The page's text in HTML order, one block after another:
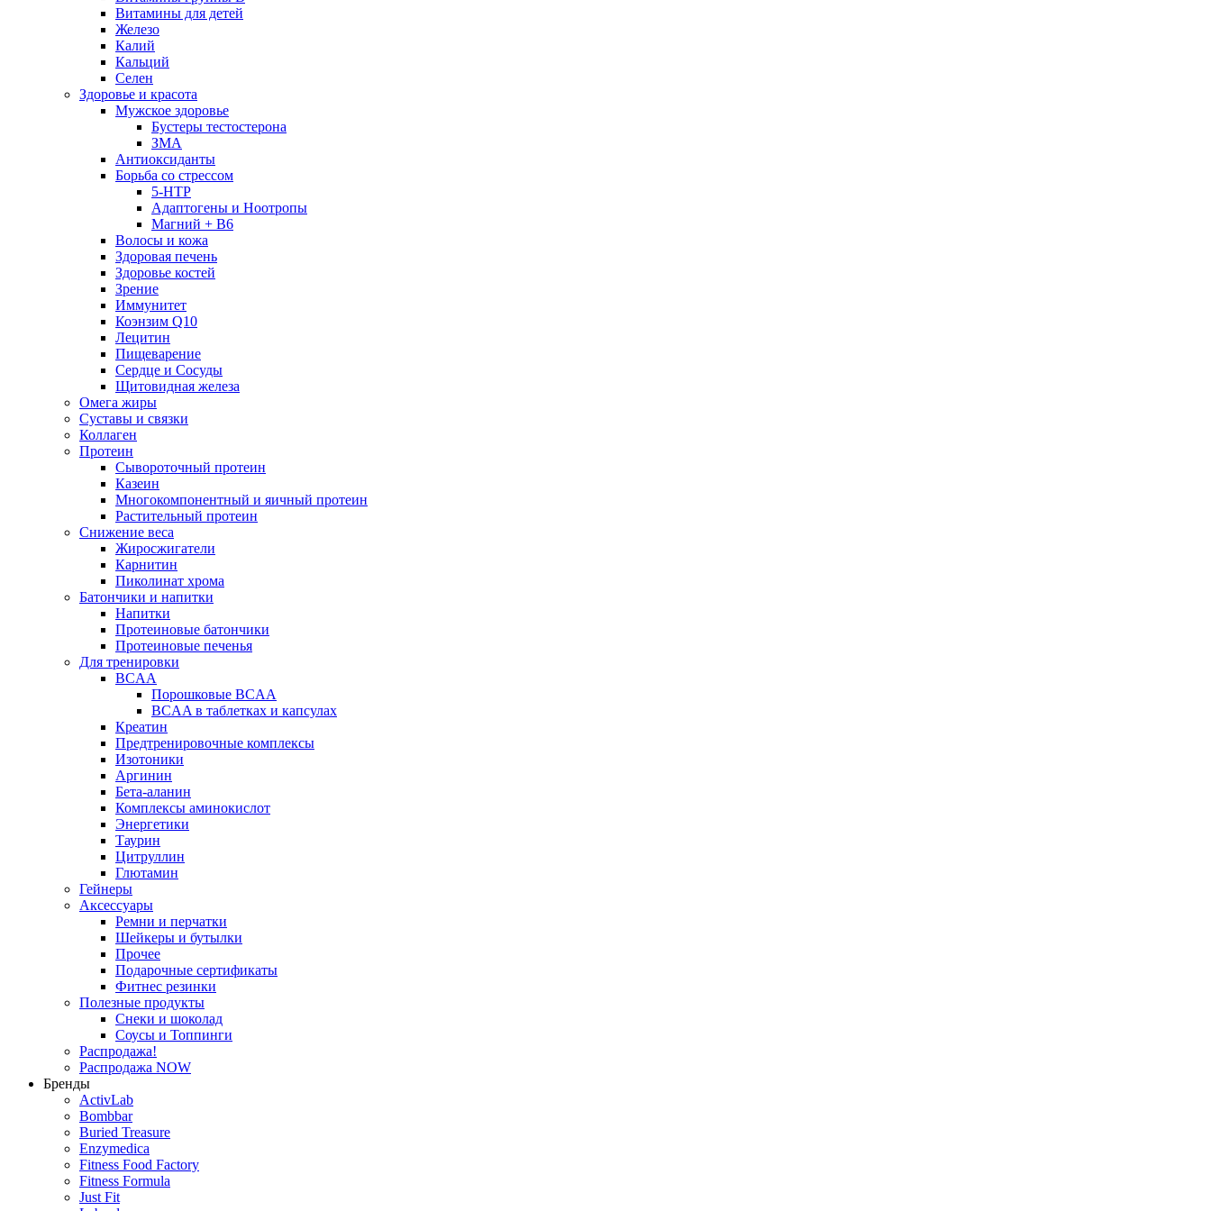
Витамины для детей
Железо
Калий
Кальций
Селен
Здоровье и красота
Мужское здоровье
Бустеры тестостерона
ЗМА
Антиоксиданты
Борьба со стрессом
5-HTP
Адаптогены и Ноотропы
Магний + В6
Волосы и кожа
Здоровая печень
Здоровье костей
Зрение
Иммунитет
Коэнзим Q10
Лецитин
Пищеварение
Сердце и Сосуды
Щитовидная железа
Омега жиры
Суставы и связки
Коллаген
Протеин
Сывороточный протеин
Казеин
Многокомпонентный и яичный протеин
Растительный протеин
Снижение веса
Жиросжигатели
Карнитин
Пиколинат хрома
Батончики и напитки
Напитки
Протеиновые батончики
Протеиновые печенья
Для тренировки
BCAA
Порошковые BCAA
BCAA в таблетках и капсулах
Креатин
Предтренировочные комплексы
Изотоники
Аргинин
Бета-аланин
Комплексы аминокислот
Энергетики
Таурин
Цитруллин
Глютамин
Гейнеры
Аксессуары
Ремни и перчатки
Шейкеры и бутылки
Прочее
Подарочные сертификаты
Фитнес резинки
Полезные продукты
Снеки и шоколад
Соусы и Топпинги
Распродажа!
Распродажа NOW
Бренды
ActivLab
Bombbar
Buried Treasure
Enzymedica
Fitness Food Factory
Fitness Formula
Just Fit